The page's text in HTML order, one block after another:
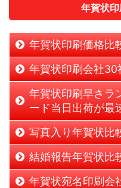
年賀状
年賀状印刷価格比
年賀状印刷会社30
年賀状印刷早さラ
ード当日出荷が最
写真入り年賀状比
結婚報告年賀状比
年賀状宛名印刷会